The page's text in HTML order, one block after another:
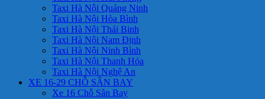
Taxi Hà Nội Quảng Ninh
Taxi Hà Nội Hòa Bình
Taxi Hà Nội Thái Binh
Taxi Hà Nội Nam Định
Taxi Hà Nội Ninh Bình
Taxi Hà Nội Thanh Hóa
Taxi Hà Nội Nghệ An
XE 16-29 CHỖ SÂN BAY
Xe 16 Chỗ Sân Bay